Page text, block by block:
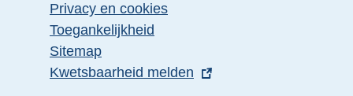
Privacy en cookies
Toegankelijkheid
Sitemap
E
Kwetsbaarheid melden